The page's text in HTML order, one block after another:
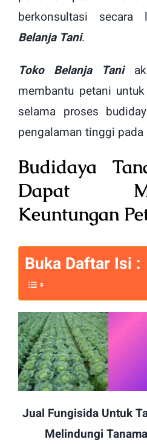
berkonsultasi secara
Belanja Tani.
Toko Belanja Tani
membantu petani
selama proses
pengalaman tinggi
Budidaya
Dapat
Keuntungan
Buka Daftar Isi :
Jual Fungisida Untuk
Melindungi